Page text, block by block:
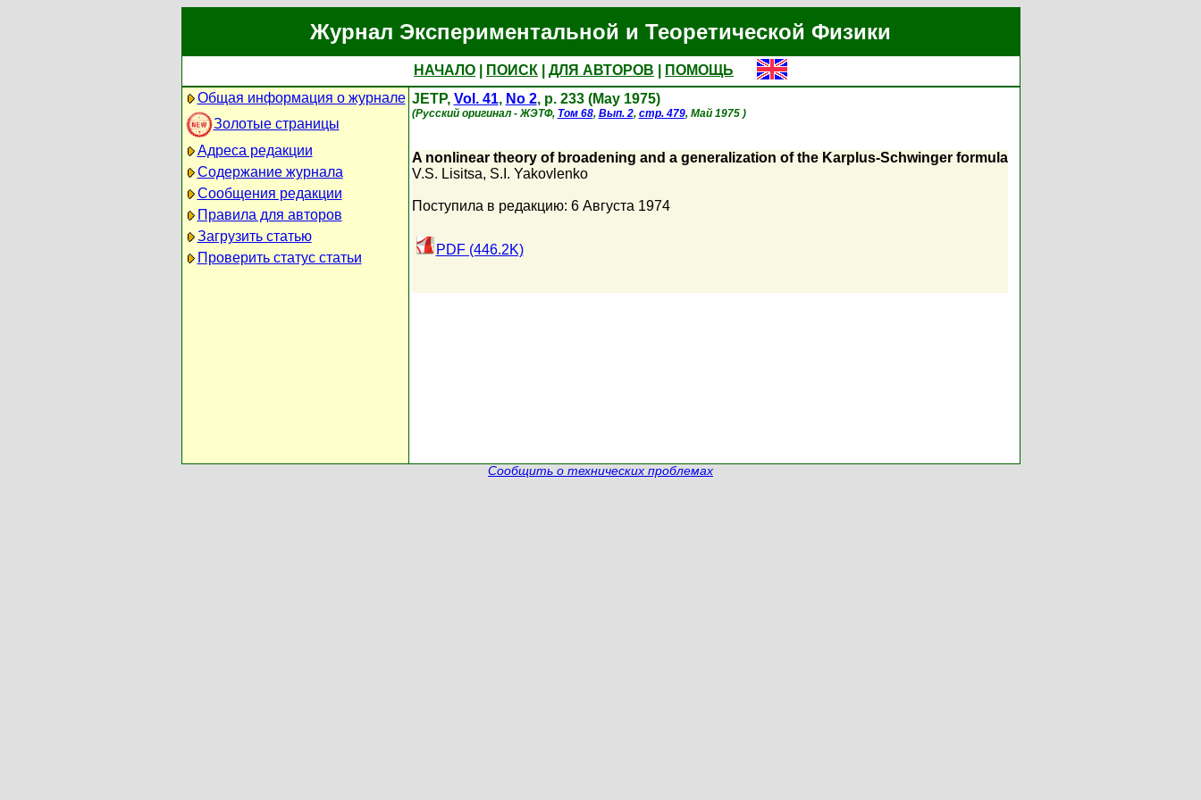
Журнал Экспериментальной и Теоретической Физики
НАЧАЛО ПОИСК ДЛЯ АВТОРОВ
ПОМОЩЬ
Общая информация о журнале
Золотые страницы
Адреса редакции
Содержание журнала
Сообщения редакции
Правила для авторов
Загрузить статью
Проверить статус статьи
JETP, Vol. 41, No 2, p. 233 (May 1975)
(Русский оригинал - ЖЭТФ, Том 68, Вып. 2, стр. 479, Май 1975 )
A nonlinear theory of broadening and a generalization of the Karplus-Schwinger formula
V.S. Lisitsa, S.I. Yakovlenko
Поступила в редакцию: 6 Августа 1974
PDF (446.2K)
Сообщить о технических проблемах